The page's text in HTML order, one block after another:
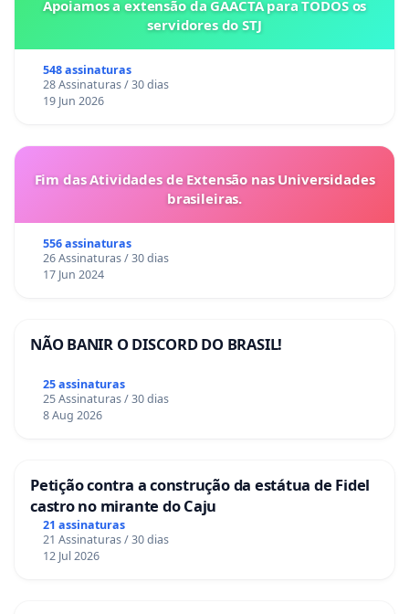
Apoiamos a extensão da GAACTA para TODOS os
servidores do STJ
548 assinaturas
28 Assinaturas / 30 dias
19 Jun 2026
Fim das Atividades de Extensão nas Universidades
brasileiras.
556 assinaturas
26 Assinaturas / 30 dias
17 Jun 2024
NÃO BANIR O DISCORD DO BRASIL!
25 assinaturas
25 Assinaturas / 30 dias
8 Aug 2026
Petição contra a construção da estátua de Fidel
castro no mirante do Caju
21 assinaturas
21 Assinaturas / 30 dias
12 Jul 2026